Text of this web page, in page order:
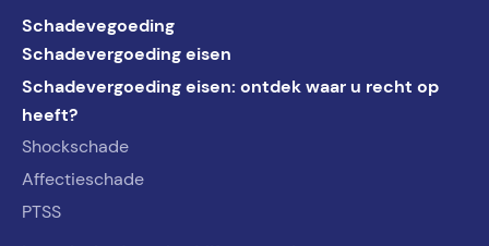
Schadevegoeding
Schadevergoeding eisen
Schadevergoeding eisen: ontdek waar u recht op
heeft?
Shockschade
Affectieschade
PTSS